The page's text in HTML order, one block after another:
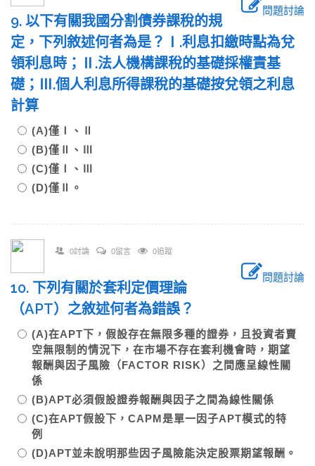
問題討論
9. 以下有關我國分割債券課稅的規
定，下列敘述何者為是？Ⅰ.利息扣繳時點為兌
領利息時；Ⅱ.法人機構課稅的基礎採權責基
礎；Ⅲ.個人利息所得課稅的基礎按兌領之利息
計算
(A)僅Ⅰ、Ⅱ
(B)僅Ⅱ、Ⅲ
(C)僅Ⅰ、Ⅲ
(D)僅Ⅱ。
0討論 0留言 0追蹤
問題討論
10. 下列有關於套利定價理論
（APT）之敘述何者為錯誤？
(A)在APT下，假設存在無限多種的證券，且投資者賣
空無限制的情況下，在市場不存在套利機會時，期望
報酬與因子風險（FACTOR RISK）之間應呈線性關
係
(B)APT必須假設證券報酬與因子之間為線性關係
(C)在APT假設下，CAPM是單一因子APT模式的特
例
(D)APT並未說明那些因子風險能決定股票期望報酬。